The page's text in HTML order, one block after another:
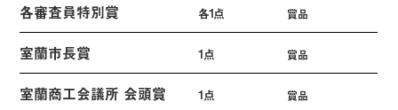
各審査員特別賞 各1点 賞品
室蘭市長賞 1点 賞品
室蘭商工会議所 会頭賞 1点 賞品